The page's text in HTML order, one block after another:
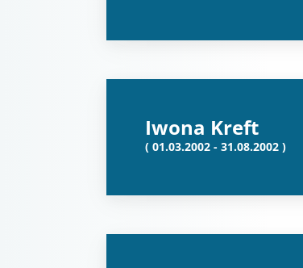
Iwona Kreft
( 01.03.2002 - 31.08.2002 )